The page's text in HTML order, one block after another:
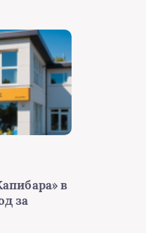
в
за